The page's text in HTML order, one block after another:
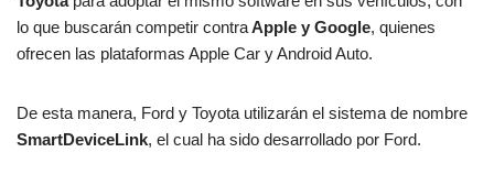
lo que buscarán competir contraApple y Google, quienes
ofrecen las plataformas Apple Car y Android Auto.
De esta manera, Ford y Toyota utilizarán el sistema de nombre
SmartDeviceLink, el cual ha sido desarrollado por Ford.